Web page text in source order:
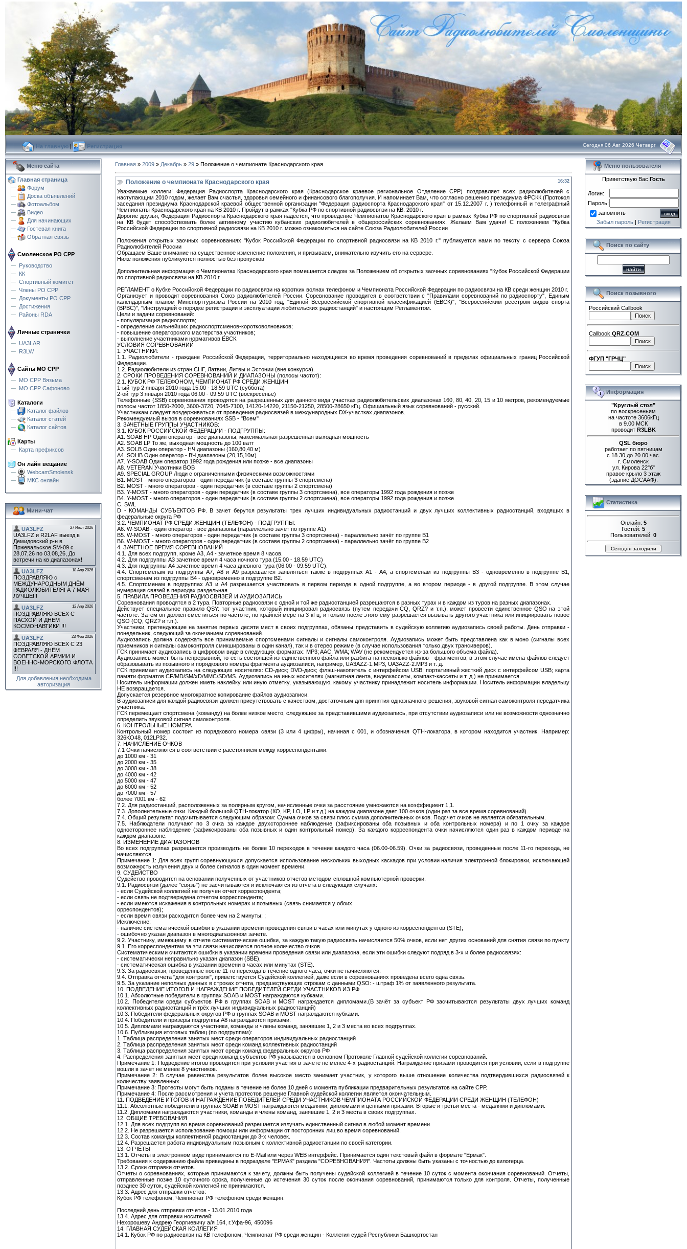
На главную| Регистрация Сегодня 06 Авг 2026 Четверг
Меню сайта
Главная страница
Форум
Доска объявлений
Фотоальбом
Видео
Для начинающих
Гостевая книга
Обратная связь
Смоленское РО СРР
Руководство
КК
Спортивный комитет
Члены РО СРР
Документы РО СРР
Достижения
Районы RDA
Личные странички
UA3LAR
R3LW
Сайты МО СРР
МО СРР Вязьма
МО СРР Сафоново
Каталоги
Каталог файлов
Каталог статей
Каталог сайтов
Карты
Карта префиксов
Он лайн вещание
WebcamSmolensk
МКС онлайн
Мини-чат
Для добавления необходима
авторизация
Главная » 2009 » Декабрь » 29 » Положение о чемпионате Краснодарского края
16:32
Положение о чемпионате Краснодарского края
Уважаемые коллеги! Федерация Радиоспорта Краснодарского края (Краснодарское краевое региональное Отделение СРР) поздравляет всех радиолюбителей с
наступающим 2010 годом, желает Вам счастья, здоровья семейного и финансового благополучия. И напоминает Вам, что согласно решению президиума ФРСКК (Протокол
заседания президиума Краснодарской краевой общественной организации "Федерация радиоспорта Краснодарского края" от 15.12.2007 г. ) телефонный и телеграфный
Чемпионаты Краснодарского края на КВ 2010 г. Пройдут в рамках "Кубка РФ по спортивной радиосвязи на КВ. 2010 г.
Дорогие друзья, Федерация Радиоспорта Краснодарского края надеется, что проведение Чемпионатов Краснодарского края в рамках Кубка РФ по спортивной радиосвязи
на КВ будет способствовать более активному участию кубанских радиолюбителей в общероссийских соревнованиях. Желаем Вам удачи! С положением "Кубка
Российской Федерации по спортивной радиосвязи на КВ 2010 г. можно ознакомиться на сайте Союза Радиолюбителей России
Положения открытых заочных соревнованиях "Кубок Российской Федерации по спортивной радиосвязи на КВ 2010 г." публикуется нами по тексту с сервера Союза
Радиолюбителей России
Обращаем Ваше внимание на существенное изменение положения, и призываем, внимательно изучить его на сервере.
Ниже положения публикуются полностью без пропусков
Дополнительная информация о Чемпионатах Краснодарского края помещается следом за Положением об открытых заочных соревнованиях "Кубок Российской Федерации
по спортивной радиосвязи на КВ 2010 г.
РЕГЛАМЕНТ о Кубке Российской Федерации по радиосвязи на коротких волнах телефоном и Чемпионата Российской Федерации по радиосвязи на КВ среди женщин 2010 г.
Организует и проводит соревнования Союз радиолюбителей России. Cоревнование проводится в соответствии с "Правилами соревнований по радиоспорту", Единым
календарным планом Минспорттуризма России на 2010 год, "Единой Всероссийской спортивной классификацией (ЕВСК)", "Всероссийским реестром видов спорта
(ВРВС)", "Инструкцией о порядке регистрации и эксплуатации любительских радиостанций" и настоящим Регламентом.
Цели и задачи соревнований:
- популяризация радиоспорта;
- определение сильнейших радиоспортсменов-коротковолновиков;
- повышение операторского мастерства участников;
- выполнение участниками нормативов ЕВСК.
УСЛОВИЯ СОРЕВНОВАНИЙ
1. УЧАСТНИКИ:
1.1. Радиолюбители - граждане Российской Федерации, территориально находящиеся во время проведения соревнований в пределах официальных границ Российской
Федерации.
1.2. Радиолюбители из стран СНГ, Латвии, Литвы и Эстонии (вне конкурса).
2. СРОКИ ПРОВЕДЕНИЯ СОРЕВНОВАНИЙ И ДИАПАЗОНЫ (полосы частот):
2.1. КУБОК РФ ТЕЛЕФОНОМ, ЧЕМПИОНАТ РФ СРЕДИ ЖЕНЩИН
1-ый тур 2 января 2010 года 15.00 - 18.59 UTС (суббота)
2-ой тур 3 января 2010 года 06.00 - 09.59 UTС (воскресенье)
Телефонные (SSB) соревнования проводятся на разрешенных для данного вида участках радиолюбительских диапазонах 160, 80, 40, 20, 15 и 10 метров, рекомендуемые
полосы частот 1850-2000, 3600-3720, 7045-7100, 14120-14220, 21150-21250, 28500-28650 кГц. Официальный язык соревнований - русский.
Участникам следует воздерживаться от проведения радиосвязей в международных DX-участках диапазонов.
Рекомендуемый вызов в соревнованиях SSB - "Всем"
3. ЗАЧЕТНЫЕ ГРУППЫ УЧАСТНИКОВ:
3.1. КУБОК РОССИЙСКОЙ ФЕДЕРАЦИИ - ПОДГРУППЫ:
А1. SOAB HP Один оператор - все диапазоны, максимальная разрешенная выходная мощность
А2. SOAB LP То же, выходная мощность до 100 ватт
A3. SOLB Один оператор - НЧ диапазоны (160,80,40 м)
A4. SOHB Один оператор - ВЧ диапазоны (20,15,10м)
A7. Y-SOAB Один оператор 1992 года рождения или позже - все диапазоны
А8. VETERAN Участники ВОВ
А9. SPECIAL GROUP Люди с ограниченными физическими возможностями
B1. MOST - много операторов - один передатчик (в составе группы 3 спортсмена)
B2. MOST - много операторов - один передатчик (в составе группы 2 спортсмена)
B3. Y-MOST - много операторов - один передатчик (в составе группы 3 спортсмена), все операторы 1992 года рождения и позже
B4. Y-MOST - много операторов - один передатчик (в составе группы 2 спортсмена), все операторы 1992 года рождения и позже
С. SWL
D - КОМАНДЫ СУБЪЕКТОВ РФ. В зачет берутся результаты трех лучших индивидуальных радиостанций и двух лучших коллективных радиостанций, входящих в
федеральные округа РФ
3.2. ЧЕМПИОНАТ РФ СРЕДИ ЖЕНЩИН (ТЕЛЕФОН) - ПОДГРУППЫ:
A6. W-SOAB - один оператор - все диапазоны (параллельно зачёт по группе А1)
B5. W-MOST - много операторов - один передатчик (в составе группы 3 спортсмена) - параллельно зачёт по группе В1
B6. W-MOST - много операторов - один передатчик (в составе группы 2 спортсмена) - параллельно зачёт по группе В2
4. ЗАЧЕТНОЕ ВРЕМЯ СОРЕВНОВАНИЙ
4.1. Для всех подгрупп, кроме А3, А4 - зачетное время 8 часов.
4.2. Для подгруппы A3 зачетное время 4 часа ночного тура (15.00 - 18.59 UTC)
4.3. Для подгруппы A4 зачетное время 4 часа дневного тура (06.00 - 09.59 UTC).
4.4. Спортсменам из подгруппы А7, A8 и А9 разрешается заявляться также в подгруппах А1 - А4, а спортсменам из подгруппы В3 - одновременно в подгруппе В1,
спортсменам из подгруппы В4 - одновременно в подгруппе В2.
4.5. Спортсменам в подгруппах A3 и A4 разрешается участвовать в первом периоде в одной подгруппе, а во втором периоде - в другой подгруппе. В этом случае
нумерация связей в периодах раздельная.
5. ПРАВИЛА ПРОВЕДЕНИЯ РАДИОСВЯЗЕЙ И АУДИОЗАПИСЬ
Соревнования проводятся в 2 тура. Повторные радиосвязи с одной и той же радиостанцией разрешаются в разных турах и в каждом из туров на разных диапазонах.
Действует специальное правило QSY: тот участник, который инициировал радиосвязь (путем передачи CQ, QRZ? и т.п.), может провести единственное QSO на этой
частоте. Затем он должен сместиться по частоте, по крайней мере на 3 кГц, и только после этого ему разрешается вызывать другого участника или инициировать новое
QSO (CQ, QRZ? и т.п.).
Участники, претендующие на занятие первых десяти мест в своих подгруппах, обязаны представить в судейскую коллегию аудиозапись своей работы. День отправки -
понедельник, следующий за окончанием соревнований.
Аудиозапись должна содержать все принимаемые спортсменами сигналы и сигналы самоконтроля. Аудиозапись может быть представлена как в моно (сигналы всех
приемников и сигналы самоконтроля смикшированы в один канал), так и в стерео режиме (в случае использования только двух трансиверов).
ГСК принимает аудиозапись в цифровом виде в следующих форматах: MP3; AAC; WMA; WAV (не рекомендуется из-за большого объема файла).
Аудиозапись может быть непрерывной, то есть состоящей из единственного файла или разбита на несколько файлов - фрагментов; в этом случае имена файлов следует
образовывать из позывного и порядкового номера фрагмента аудиозаписи, например, UA3AZZ-1.MP3, UA3AZZ-2.MP3 и т. д.
ГСК принимает аудиозапись на следующих носителях: CD-диск; DVD-диск; флэш-накопитель с интерфейсом USB; портативный жесткий диск с интерфейсом USB; карта
памяти форматов CF/MD/SM/xD/MMC/SD/MS. Аудиозапись на иных носителях (магнитная лента, видеокассеты, компакт-кассеты и т. д.) не принимается.
Носитель информации должен иметь наклейку или иную отметку, указывающую, какому участнику принадлежит носитель информации. Носитель информации владельцу
НЕ возвращается.
Допускается резервное многократное копирование файлов аудиозаписи.
В аудиозаписи для каждой радиосвязи должен присутствовать с качеством, достаточным для принятия однозначного решения, звуковой сигнал самоконтроля передатчика
участника.
ГСК перемещает спортсмена (команду) на более низкое место, следующее за представившими аудиозапись, при отсутствии аудиозаписи или не возможности однозначно
определить звуковой сигнал самоконтроля.
6. КОНТРОЛЬНЫЕ НОМЕРА
Контрольный номер состоит из порядкового номера связи (3 или 4 цифры), начиная с 001, и обозначения QTH-локатора, в котором находится участник. Например:
326KO48, 012LP32.
7. НАЧИСЛЕНИЕ ОЧКОВ
7.1 Очки начисляются в соответствии с расстоянием между корреспондентами:
до 1000 км - 31
до 2000 км - 35
до 3000 км - 38
до 4000 км - 42
до 5000 км - 47
до 6000 км - 52
до 7000 км - 57
более 7001 км - 62
7.2. Для радиостанций, расположенных за полярным кругом, начисленные очки за расстояние умножаются на коэффициент 1,1.
7.3. Дополнительные очки. Каждый большой QTH-локатор (КО, KP, LO, LP и т.д.) на каждом диапазоне дает 100 очков (один раз за все время соревнований).
7.4. Общий результат подсчитывается следующим образом: Сумма очков за связи плюс сумма дополнительных очков. Подсчет очков не является обязательным.
7.5. Наблюдатели получают по 3 очка за каждое двухстороннее наблюдение (зафиксированы оба позывных и оба контрольных номера) и по 1 очку за каждое
одностороннее наблюдение (зафиксированы оба позывных и один контрольный номер). За каждого корреспондента очки начисляются один раз в каждом периоде на
каждом диапазоне.
8. ИЗМЕНЕНИЕ ДИАПАЗОНОВ
Во всех подгруппах разрешается производить не более 10 переходов в течение каждого часа (06.00-06.59). Очки за радиосвязи, проведенные после 11-го перехода, не
начисляются.
Примечание 1: Для всех групп соревнующихся допускается использование нескольких выходных каскадов при условии наличия электронной блокировки, исключающей
возможность излучения двух и более сигналов в один момент времени.
9. СУДЕЙСТВО
Судейство проводится на основании полученных от участников отчетов методом сплошной компьютерной проверки.
9.1. Радиосвязи (далее "связь") не засчитываются и исключаются из отчета в следующих случаях:
- если Судейской коллегией не получен отчет корреспондента;
- если связь не подтверждена отчетом корреспондента;
- если имеются искажения в контрольных номерах и позывных (связь снимается у обоих
орреспондентов);
- если время связи расходится более чем на 2 минуты; ;
Исключение:
- наличие систематической ошибки в указании времени проведения связи в часах или минутах у одного из корреспондентов (STE);
- ошибочно указан диапазон в многодиапазонном зачете.
9.2. Участнику, имеющему в отчете систематические ошибки, за каждую такую радиосвязь начисляется 50% очков, если нет других оснований для снятия связи по пункту
9.1. Его корреспондентам за эти связи начисляется полное количество очков.
Систематическими считаются ошибки в указании времени проведения связи или диапазона, если эти ошибки следуют подряд в 3-х и более радиосвязях:
- систематически неправильно указан диапазон (SBE),
- систематическая ошибка в указании времени в часах или минутах (STE).
9.3. За радиосвязи, проведенные после 11-го перехода в течение одного часа, очки не начисляются.
9.4. Отправка отчета "для контроля", приветствуется Судейской коллегией, даже если в соревнованиях проведена всего одна связь.
9.5. За указание неполных данных в строках отчета, предшествующих строкам с данными QSO: - штраф 1% от заявленного результата.
10. ПОДВЕДЕНИЕ ИТОГОВ И НАГРАЖДЕНИЕ ПОБЕДИТЕЛЕЙ СРЕДИ УЧАСТНИКОВ ИЗ РФ
10.1. Абсолютные победители в группах SOAB и MOST награждаются кубками.
10.2. Победители среди субъектов РФ в группах SOAB и MOST награждается дипломами.(В зачёт за субъект РФ засчитываются результаты двух лучших команд
коллективных радиостанций и трёх лучших индивидуальных радиостанций)
10.3. Победители федеральных округов РФ в группах SOAB и MOST награждаются кубками.
10.4. Победители и призеры подгруппы А8 награждаются призами.
10.5. Дипломами награждаются участники, команды и члены команд, занявшие 1, 2 и 3 места во всех подгруппах.
10.6. Публикация итоговых таблиц (по подгруппам):
1. Таблица распределения занятых мест среди операторов индивидуальных радиостанций
2. Таблица распределения занятых мест среди команд коллективных радиостанций
3. Таблица распределения занятых мест среди команд федеральных округов РФ
4. Распределения занятых мест среди команд субъектов РФ указывается в основном Протоколе Главной судейской коллегии соревнований.
Примечание 1: Подведение итогов проводится при условии участия в зачете не менее 4-х радиостанций. Награждение призами проводится при условии, если в подгруппе
вошли в зачет не менее 8 участников.
Примечание 2: В случае равенства результатов более высокое место занимает участник, у которого выше отношение количества подтвердившихся радиосвязей к
количеству заявленных.
Примечание 3: Протесты могут быть поданы в течение не более 10 дней с момента публикации предварительных результатов на сайте СРР.
Примечание 4: После рассмотрения и учета протестов решение Главной судейской коллегии является окончательным.
11. ПОДВЕДЕНИЕ ИТОГОВ И НАГРАЖДЕНИЕ ПОБЕДИТЕЛЕЙ СРЕДИ УЧАСТНИКОВ ЧЕМПИОНАТА РОССИЙСКОЙ ФЕДЕРАЦИИ СРЕДИ ЖЕНЩИН (ТЕЛЕФОН)
11.1. Абсолютные победители в группах SOAB и MOST награждаются медалями, дипломами и ценными призами. Вторые и третьи места - медалями и дипломами.
11.2. Дипломами награждаются участники, команды и члены команд, занявшие 1, 2 и 3 места в своих подгруппах.
12. ОБЩИЕ ТРЕБОВАНИЯ
12.1. Для всех подгрупп во время соревнований разрешается излучать единственный сигнал в любой момент времени.
12.2. Не разрешается использование помощи или информации от посторонних лиц во время соревнований.
12.3. Состав команды коллективной радиостанции до 3-х человек.
12.4. Разрешается работа индивидуальным позывным с коллективной радиостанции по своей категории.
13. ОТЧЕТЫ
13.1. Отчеты в электронном виде принимаются по E-Mail или через WEB интерфейс. Принимается один текстовый файл в формате "Ермак".
Требования к содержанию файла приведены в подразделе "ЕРМАК" раздела "СОРЕВНОВАНИЯ". Частоты должны быть указаны с точностью до килогерца.
13.2. Сроки отправки отчетов.
Отчеты о соревнованиях, которые принимаются к зачету, должны быть получены судейской коллегией в течение 10 суток с момента окончания соревнований. Отчеты,
отправленные позже 10 суточного срока, полученные до истечения 30 суток после окончания соревнований, принимаются только для контроля. Отчеты, полученные
позднее 30 суток, судейской коллегией не принимаются.
13.3. Адрес для отправки отчетов:
Кубок РФ телефоном, Чемпионат РФ телефоном среди женщин:
Последний день отправки отчетов - 13.01.2010 года
13.4. Адрес для отправки носителей:
Нехорошеву Андрею Георгиевичу а/я 164, г.Уфа-96, 450096
14. ГЛАВНАЯ СУДЕЙСКАЯ КОЛЛЕГИЯ
14.1. Кубок РФ по радиосвязи на КВ телефоном, Чемпионат РФ среди женщин - Коллегия судей Республики Башкортостан
Меню пользователя
Приветствую Вас Гость
Логин:
Пароль:
запомнить
Забыл пароль| Регистрация
Поиск по сайту
Поиск позывного
Российский Callbook
Callbook QRZ.COM
ФГУП "ГРЧЦ"
Информация
"Круглый стол"
по воскресеньям
на частоте 3606кГц
в 9.00 МСК
проводит R3LBK
QSL бюро
работает по пятницам
с 18.30 до 20.00 час.
г. Смоленск
ул. Кирова 22"б"
правое крыло 3 этаж
(здание ДОСААФ).
Статистика
Онлайн: 5
Гостей: 5
Пользователей: 0